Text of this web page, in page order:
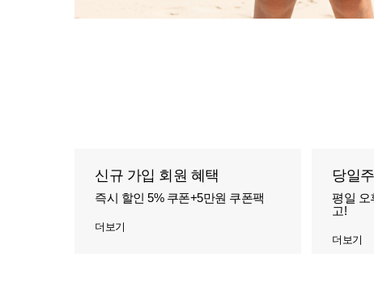
신규 가입 회원 혜택
즉시 할인 5% 쿠폰+5만원 쿠폰팩
더보기
당일
평일 오
고!
더보기